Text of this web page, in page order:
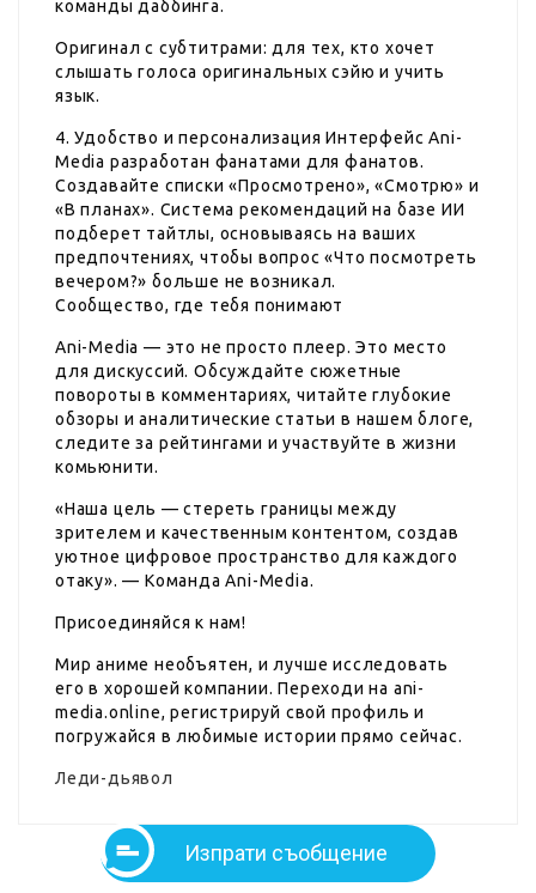
команды даббинга.
Оригинал с субтитрами: для тех, кто хочет
слышать голоса оригинальных сэйю и учить
язык.
4. Удобство и персонализация Интерфейс Ani-
Media разработан фанатами для фанатов.
Создавайте списки «Просмотрено», «Смотрю» и
«В планах». Система рекомендаций на базе ИИ
подберет тайтлы, основываясь на ваших
предпочтениях, чтобы вопрос «Что посмотреть
вечером?» больше не возникал.
Сообщество, где тебя понимают
Ani-Media — это не просто плеер. Это место
для дискуссий. Обсуждайте сюжетные
повороты в комментариях, читайте глубокие
обзоры и аналитические статьи в нашем блоге,
следите за рейтингами и участвуйте в жизни
комьюнити.
«Наша цель — стереть границы между
зрителем и качественным контентом, создав
уютное цифровое пространство для каждого
отаку». — Команда Ani-Media.
Присоединяйся к нам!
Мир аниме необъятен, и лучше исследовать
его в хорошей компании. Переходи на ani-
media.online, регистрируй свой профиль и
погружайся в любимые истории прямо сейчас.
Леди-дьявол
Изпрати съобщение